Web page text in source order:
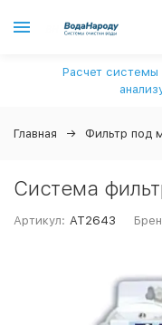
Расчет системы
Главная Фильтр под
Система
Артикул: AT2643